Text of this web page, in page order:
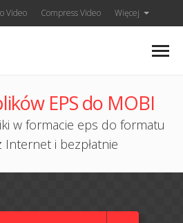
Video Compress Video Więcej
EPS do MOBI
w formacie eps do formatu
Internet i bezpłatnie